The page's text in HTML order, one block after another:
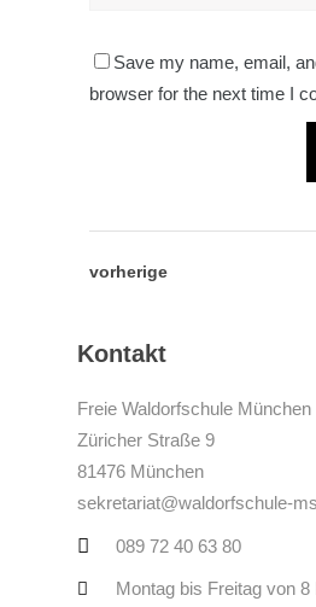
Save my name, email,
browser for the next time I
vorherige
Kontakt
Freie Waldorfschule
Züricher Straße 9
81476 München
sekretariat@waldorfschule-
089 72 40 63 80
Montag bis Freitag von 8